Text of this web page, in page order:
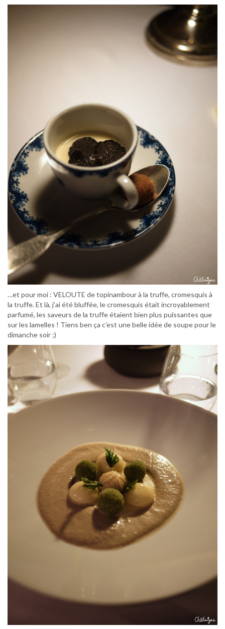
…et pour moi : VELOUTE de topinambour à la truffe, cromesquis à
la truffe. Et là, j’ai été bluffée, le cromesquis était incroyablement
parfumé, les saveurs de la truffe étaient bien plus puissantes que
sur les lamelles ! Tiens ben ça c’est une belle idée de soupe pour le
dimanche soir ;)